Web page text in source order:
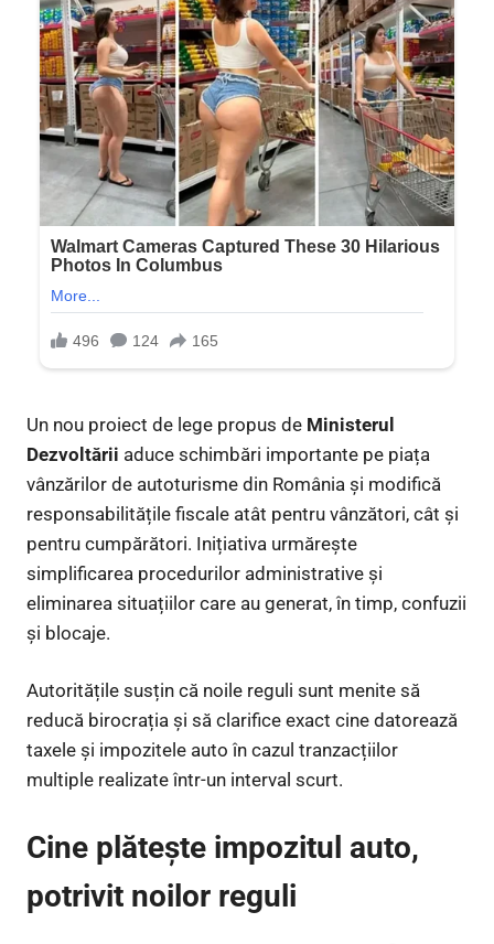
Un nou proiect de lege propus de Ministerul
Dezvoltării aduce schimbări importante pe piața
vânzărilor de autoturisme din România și modifică
responsabilitățile fiscale atât pentru vânzători, cât și
pentru cumpărători. Inițiativa urmărește
simplificarea procedurilor administrative și
eliminarea situațiilor care au generat, în timp, confuzii
și blocaje.
Autoritățile susțin că noile reguli sunt menite să
reducă birocrația și să clarifice exact cine datorează
taxele și impozitele auto în cazul tranzacțiilor
multiple realizate într-un interval scurt.
Cine plătește impozitul auto,
potrivit noilor reguli